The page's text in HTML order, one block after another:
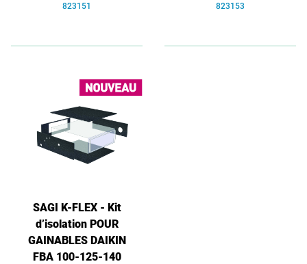
823151 823153
SAGI K-FLEX - Kit
d’isolation POUR
GAINABLES DAIKIN
FBA 100-125-140